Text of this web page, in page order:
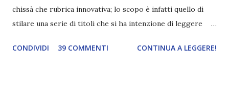
chissà che rubrica innovativa; lo scopo è infatti quello di
stilare una serie di titoli che si ha intenzione di leggere
una rubrica per tenere sotto controllo le reading
CONDIVIDI 39 COMMENTI CONTINUA A LEGGERE!